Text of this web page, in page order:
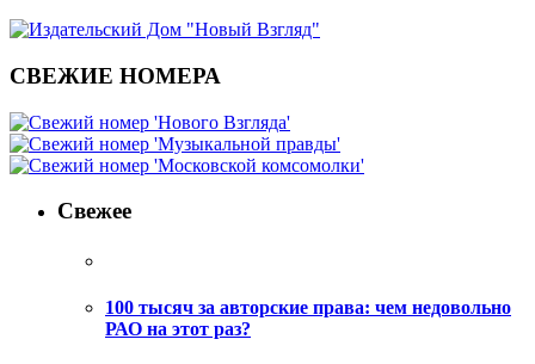
СВЕЖИЕ НОМЕРА
Свежее
100 тысяч за авторские права: чем недовольно
РАО на этот раз?